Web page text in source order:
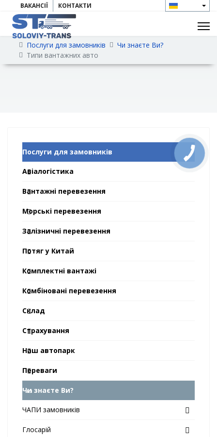
ВАКАНСІЇ КОНТАКТИ
Послуги для замовників
Чи знаєте Ви?
Типи вантажних авто
Послуги для замовників
Авіалогістика
Вантажні перевезення
Морські перевезення
Залізничні перевезення
Потяг у Китай
Комплектні вантажі
Комбіновані перевезення
Склад
Страхування
Наш автопарк
Переваги
Чи знаєте Ви?
ЧАПИ замовників
Глосарій